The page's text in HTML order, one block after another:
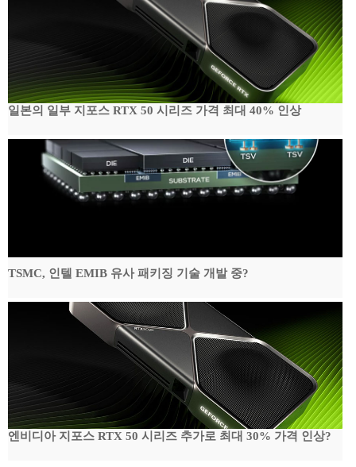
일본의 일부 지포스 RTX 50 시리즈 가격 최대 40% 인상
TSMC, 인텔 EMIB 유사 패키징 기술 개발 중?
엔비디아 지포스 RTX 50 시리즈 추가로 최대 30% 가격 인상?